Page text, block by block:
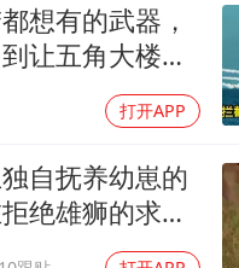
酒店回应车内过
杭州全市有序停
乐享全民健身
想有的武器，
让五角大楼头
打开APP
自抚养幼崽的
绝雄狮的求偶
被用饥饿来报复